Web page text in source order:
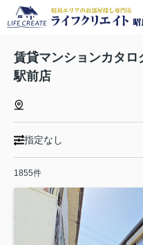
賃貸マンションカタ
駅前店
指定なし
1855件